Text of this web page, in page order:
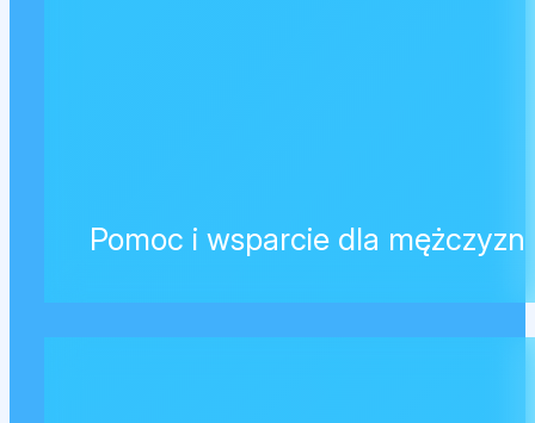
Pomoc i wsparcie dla